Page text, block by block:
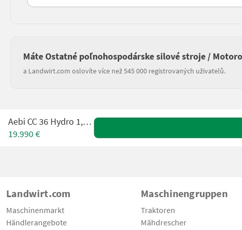
Máte Ostatné poľnohospodárske silové stroje /
a Landwirt.com oslovíte více než 545 000 registrovaných uživatelů.
Aebi CC 36 Hydro 1,90mtr.
19.990 €
Landwirt.com
Maschinenmarkt
Händlerangebote
Maschinengruppen
Traktoren
Mähdrescher